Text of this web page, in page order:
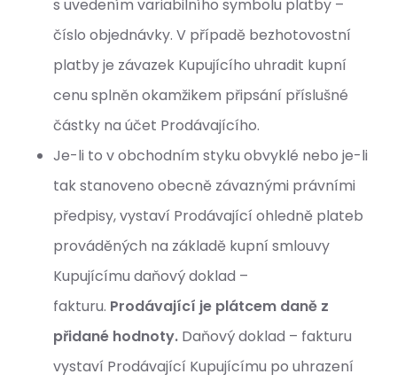
s uvedením variabilního symbolu platby –
číslo objednávky. V případě bezhotovostní
platby je závazek Kupujícího uhradit kupní
cenu splněn okamžikem připsání příslušné
částky na účet Prodávajícího.
Je-li to v obchodním styku obvyklé nebo je-li
tak stanoveno obecně závaznými právními
předpisy, vystaví Prodávající ohledně plateb
prováděných na základě kupní smlouvy
Kupujícímu daňový doklad –
fakturu. Prodávající je plátcem daně z
přidané hodnoty. Daňový doklad – fakturu
vystaví Prodávající Kupujícímu po uhrazení